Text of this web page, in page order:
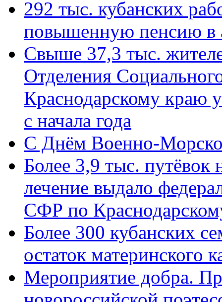
292 тыс. кубанских
повышенную пенсию в
Свыше 37,3 тыс.
Отделения
Краснодарскому краю
с начала года
C Днём Военно-
Более 3,9 тыс. путёвок
лечение выдало
СФР по
Более 300 кубанских
остаток материнского
Мероприятие добра.